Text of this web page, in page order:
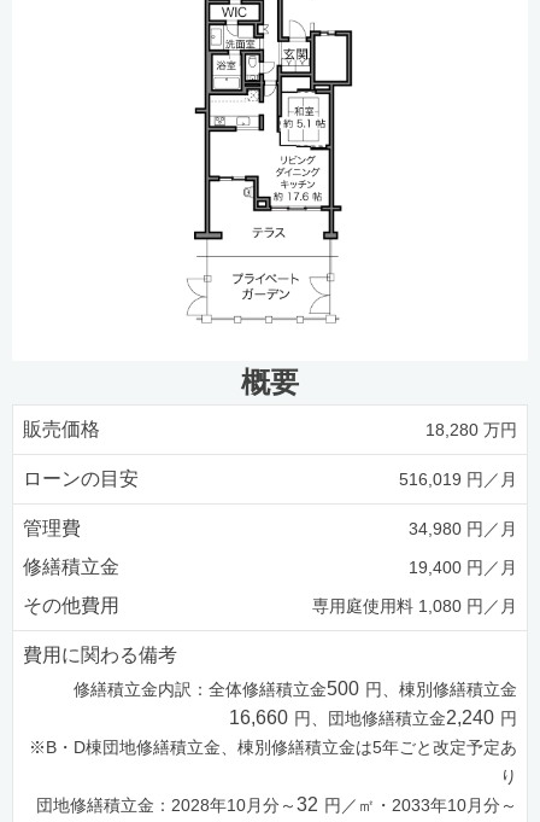
概要
販売価格 18,280 万円
ローンの目安 516,019 円／月
管理費 34,980 円／月
修繕積立金 19,400 円／月
その他費用 専用庭使用料 1,080 円／月
費用に関わる備考
修繕積立金内訳：全体修繕積立金500 円、棟別修繕積立金
16,660 円、団地修繕積立金2,240 円
※B・D棟団地修繕積立金、棟別修繕積立金は5年ごと改定予定あ
り
団地修繕積立金：2028年10月分～32 円／㎡・2033年10月分～